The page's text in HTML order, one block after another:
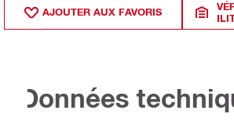
AJOUTER AUX FAVORIS
Données